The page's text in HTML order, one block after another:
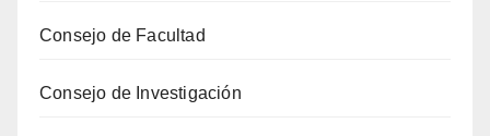
Consejo de Facultad
Consejo de Investigación